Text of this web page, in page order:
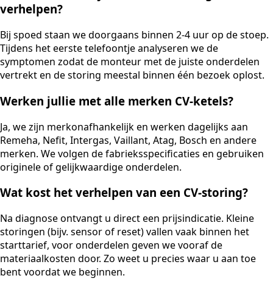
verhelpen?
Bij spoed staan we doorgaans binnen 2-4 uur op de stoep.
Tijdens het eerste telefoontje analyseren we de
symptomen zodat de monteur met de juiste onderdelen
vertrekt en de storing meestal binnen één bezoek oplost.
Werken jullie met alle merken CV-ketels?
Ja, we zijn merkonafhankelijk en werken dagelijks aan
Remeha, Nefit, Intergas, Vaillant, Atag, Bosch en andere
merken. We volgen de fabrieksspecificaties en gebruiken
originele of gelijkwaardige onderdelen.
Wat kost het verhelpen van een CV-storing?
Na diagnose ontvangt u direct een prijsindicatie. Kleine
storingen (bijv. sensor of reset) vallen vaak binnen het
starttarief, voor onderdelen geven we vooraf de
materiaalkosten door. Zo weet u precies waar u aan toe
bent voordat we beginnen.